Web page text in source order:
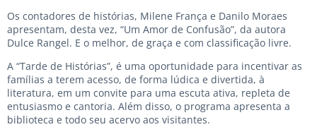
Os contadores de histórias, Milene França e Danilo Moraes
apresentam, desta vez, “Um Amor de Confusão”, da autora
Dulce Rangel. E o melhor, de graça e com classificação livre.
A “Tarde de Histórias”, é uma oportunidade para incentivar as
famílias a terem acesso, de forma lúdica e divertida, à
literatura, em um convite para uma escuta ativa, repleta de
entusiasmo e cantoria. Além disso, o programa apresenta a
biblioteca e todo seu acervo aos visitantes.